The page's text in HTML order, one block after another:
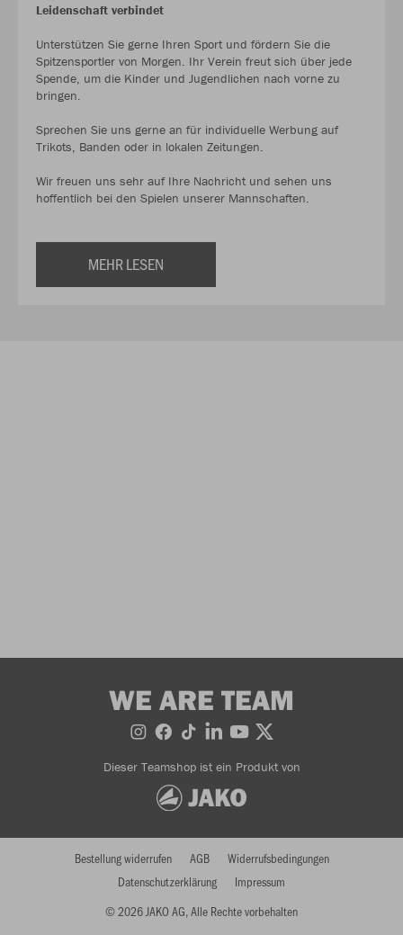
Leidenschaft verbindet
Unterstützen Sie gerne Ihren Sport und fördern Sie die
Spitzensportler von Morgen. Ihr Verein freut sich über jede
Spende, um die Kinder und Jugendlichen nach vorne zu
bringen.
Sprechen Sie uns gerne an für individuelle Werbung auf
Trikots, Banden oder in lokalen Zeitungen.
Wir freuen uns sehr auf Ihre Nachricht und sehen uns
hoffentlich bei den Spielen unserer Mannschaften.
MEHR LESEN
WE ARE TEAM
Dieser Teamshop ist ein Produkt von
© 2026 JAKO AG, Alle Rechte vorbehalten
Bestellung widerrufen AGB
Widerrufsbedingungen
Datenschutzerklärung
Impressum